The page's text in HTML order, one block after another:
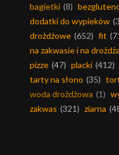
bagietki (8)
dodatki do wypieków
drożdżowe (652) fit
na zakwasie i na
pizze (47) placki (412)
tarty na słono (35)
woda drożdżowa (1)
zakwas (321) ziarna